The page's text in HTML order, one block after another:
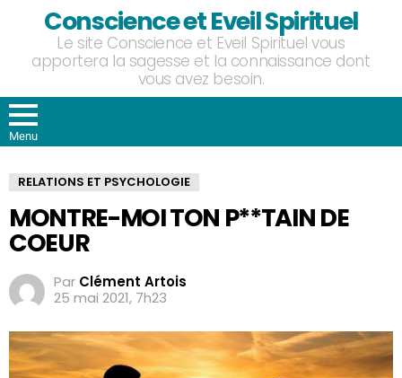
Conscience et Eveil Spirituel
Le site Conscience et Eveil Spirituel vous
apportera la sagesse et la connaissance dont
vous avez besoin.
Menu
RELATIONS ET PSYCHOLOGIE
MONTRE-MOI TON P**TAIN DE
COEUR
Par Clément Artois
25 mai 2021, 7h23